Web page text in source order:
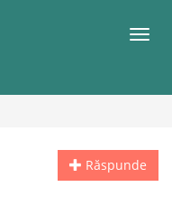
Răspunde